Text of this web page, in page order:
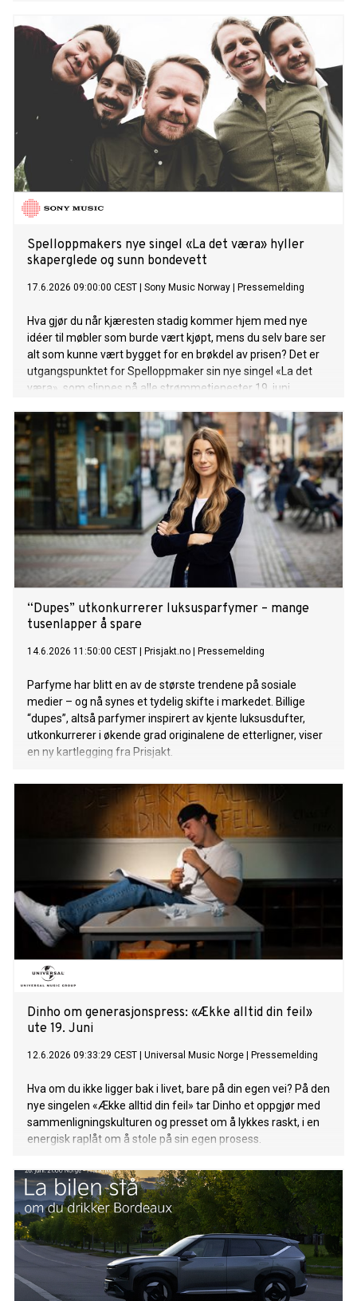
Spelloppmakers nye singel «La det væra» hyller
skaperglede og sunn bondevett
17.6.2026 09:00:00 CEST Sony Music Norway Pressemelding
Hva gjør du når kjæresten stadig kommer hjem med nye
idéer til møbler som burde vært kjøpt, mens du selv bare ser
alt som kunne vært bygget for en brøkdel av prisen? Det er
utgangspunktet for Spelloppmaker sin nye singel «La det
væra», som slippes på alle strømmetjenester 19. juni.
“Dupes” utkonkurrerer luksusparfymer – mange
tusenlapper å spare
14.6.2026 11:50:00 CEST Prisjakt.no Pressemelding
Parfyme har blitt en av de største trendene på sosiale
medier – og nå synes et tydelig skifte i markedet. Billige
“dupes”, altså parfymer inspirert av kjente luksusdufter,
utkonkurrerer i økende grad originalene de etterligner, viser
en ny kartlegging fra Prisjakt.
Dinho om generasjonspress: «Ække alltid din feil»
ute 19. Juni
12.6.2026 09:33:29 CEST Universal Music Norge Pressemelding
Hva om du ikke ligger bak i livet, bare på din egen vei? På den
nye singelen «Ække alltid din feil» tar Dinho et oppgjør med
sammenligningskulturen og presset om å lykkes raskt, i en
energisk raplåt om å stole på sin egen prosess.